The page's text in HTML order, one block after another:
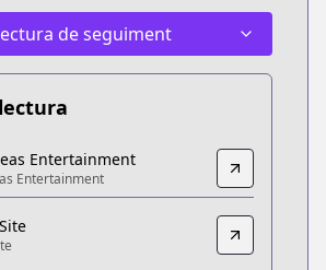
de seguiment
Entertainment
Entertainment
series/
Entertainment
Entertainment